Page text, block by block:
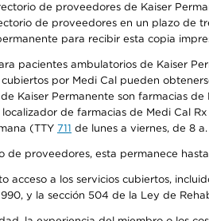
de proveedores de Kaiser
de proveedores en un plazo
para recibir esta copia
pacientes ambulatorios de Kaiser
por Medi Cal pueden
Kaiser Permanente son farmacias
de farmacias de Medi Cal Rx
(TTY 711 de lunes a viernes, de 8
proveedores, esta permanece
acceso a los servicios cubiertos,
y la sección 504 de la Ley de